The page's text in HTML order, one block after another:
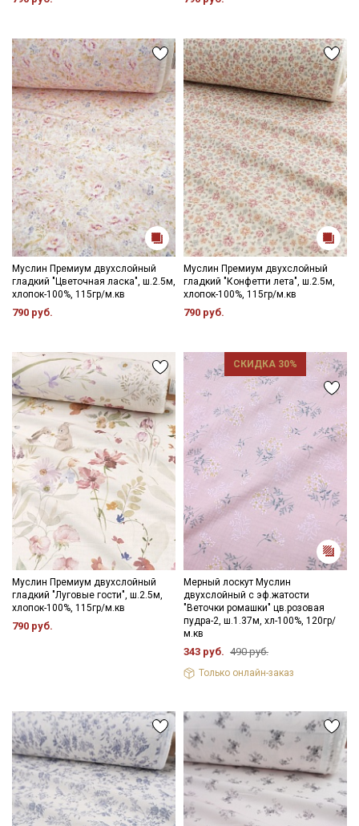
Муслин Премиум двухслойный
гладкий "Цветочная ласка", ш.2.5м,
хлопок-100%, 115гр/м.кв
790 руб.
Муслин Премиум двухслойный
гладкий "Конфетти лета", ш.2.5м,
хлопок-100%, 115гр/м.кв
790 руб.
Муслин Премиум двухслойный
гладкий "Луговые гости", ш.2.5м,
хлопок-100%, 115гр/м.кв
790 руб.
СКИДКА 30%
Мерный лоскут Муслин
двухслойный с эф.жатости
"Веточки ромашки" цв.розовая
пудра-2, ш.1.37м, хл-100%, 120гр/
м.кв
343 руб. 490 руб.
Только онлайн-заказ
категории тканей
Электронная почта
Подписаться
Ознакомлен(а) сПолитикой обработки персональных
данныхи даюСогласие на обработку персональных
данных
ДаюСогласие на получение рекламных и
информационных рассылок